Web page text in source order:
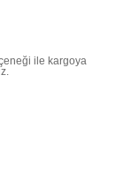
ile kargoya